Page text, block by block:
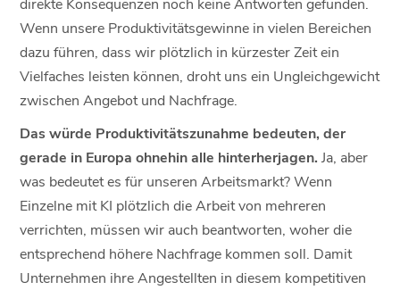
Wenn unsere Produktivitätsgewinne in vielen Bereichen
dazu führen, dass wir plötzlich in kürzester Zeit ein
Vielfaches leisten können, droht uns ein Ungleichgewicht
zwischen Angebot und Nachfrage.
Das würde Produktivitätszunahme bedeuten, der
gerade in Europa ohnehin alle hinterherjagen. Ja, aber
was bedeutet es für unseren Arbeitsmarkt? Wenn
Einzelne mit KI plötzlich die Arbeit von mehreren
verrichten, müssen wir auch beantworten, woher die
entsprechend höhere Nachfrage kommen soll. Damit
Unternehmen ihre Angestellten in diesem kompetitiven